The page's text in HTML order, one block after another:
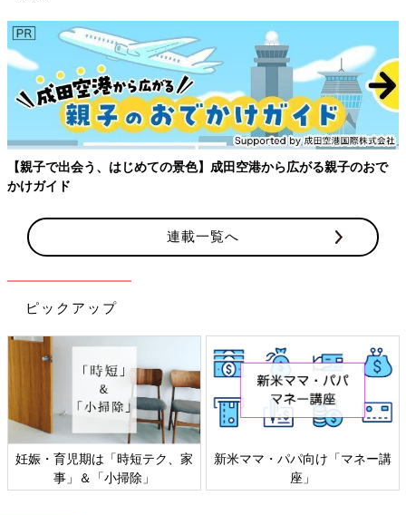
妊娠・出産にまつわる体の変化は多岐にわたります。そんなマイナ
ートラブル対策として、絶対教えたい！保存版アイテムを紹介しま
連載一覧へ
ピックアップ
感染症対策、いますぐできるこ
と
「もしものときの」赤ちゃん・
家族の防災